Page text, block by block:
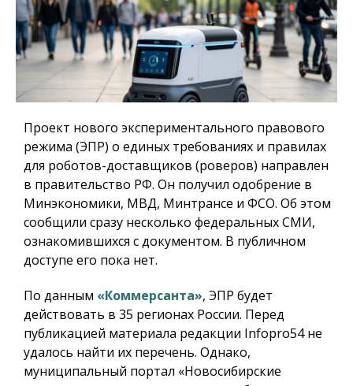
Проект нового экспериментального правового
режима (ЭПР) о единых требованиях и правилах
для роботов-доставщиков (роверов) направлен
в правительство РФ. Он получил одобрение в
Минэкономики, МВД, Минтрансе и ФСО. Об этом
сообщили сразу несколько федеральных СМИ,
ознакомившихся с документом. В публичном
доступе его пока нет.
По данным «Коммерсанта», ЭПР будет
действовать в 35 регионах России. Перед
публикацией материала редакции Infopro54 не
удалось найти их перечень. Однако,
муниципальный портал «Новосибирские